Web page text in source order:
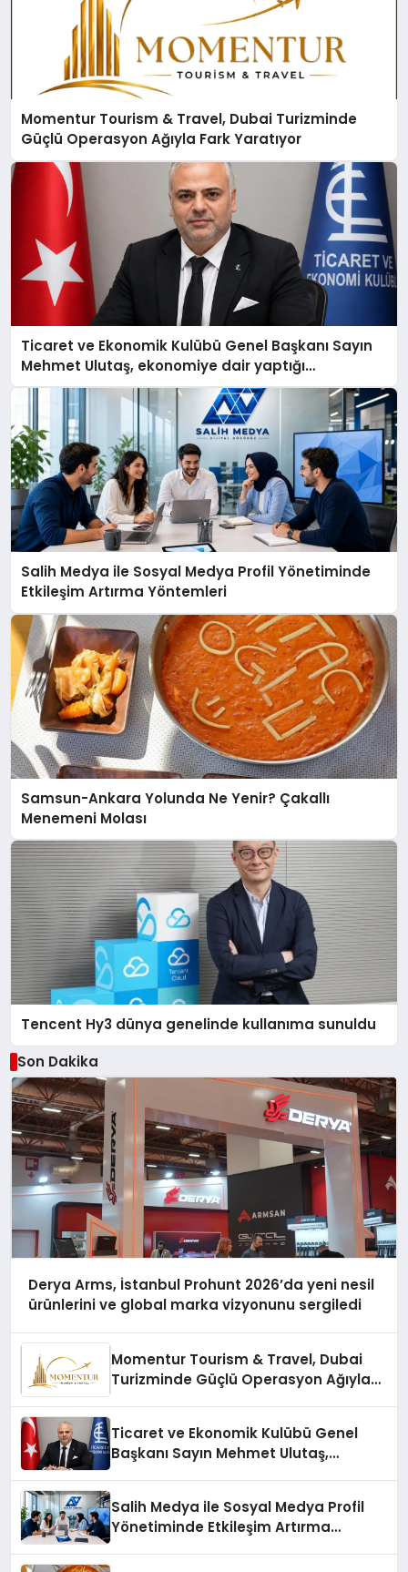
Momentur Tourism & Travel, Dubai Turizminde
Güçlü Operasyon Ağıyla Fark Yaratıyor
Ticaret ve Ekonomik Kulübü Genel Başkanı Sayın
Mehmet Ulutaş, ekonomiye dair yaptığı
açıklamada şunları kaydetti:
Salih Medya ile Sosyal Medya Profil Yönetiminde
Etkileşim Artırma Yöntemleri
Samsun-Ankara Yolunda Ne Yenir? Çakallı
Menemeni Molası
Tencent Hy3 dünya genelinde kullanıma sunuldu
Son Dakika
Derya Arms, İstanbul Prohunt 2026’da yeni nesil
ürünlerini ve global marka vizyonunu sergiledi
Momentur Tourism & Travel, Dubai
Turizminde Güçlü Operasyon Ağıyla
Ticaret ve Ekonomik Kulübü Genel
Başkanı Sayın Mehmet Ulutaş,
Salih Medya ile Sosyal Medya Profil
Yönetiminde Etkileşim Artırma